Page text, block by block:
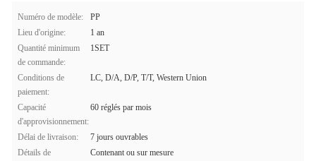
Numéro de modèle:
PP
Lieu d'origine:
1 an
Quantité minimum
de commande:
1SET
Conditions de
paiement:
LC, D/A, D/P, T/T, Western Union
Capacité
d'approvisionnement:
60 réglés par mois
Délai de livraison:
7 jours ouvrables
Détails de
Contenant ou sur mesure